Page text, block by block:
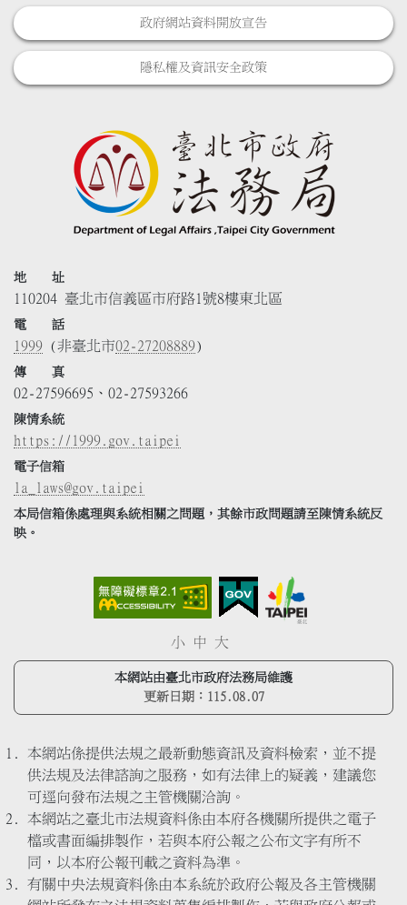
政府網站資料開放宣告
隱私權及資訊安全政策
地 址
110204 臺北市信義區市府路1號8樓東北區
電 話
1999 (非臺北市02-27208889)
傳 真
02-27596695、02-27593266
陳情系統
https://1999.gov.taipei
電子信箱
la_laws@gov.taipei
本局信箱係處理與系統相關之問題，其餘市政問題請至陳情系統反
映。
小 中 大
本網站由臺北市政府法務局維護
更新日期： 115.08.07
本網站係提供法規之最新動態資訊及資料檢索，並不提
供法規及法律諮詢之服務，如有法律上的疑義，建議您
可逕向發布法規之主管機關洽詢。
本網站之臺北市法規資料係由本府各機關所提供之電子
檔或書面編排製作，若與本府公報之公布文字有所不
同，以本府公報刊載之資料為準。
有關中央法規資料係由本系統於政府公報及各主管機關